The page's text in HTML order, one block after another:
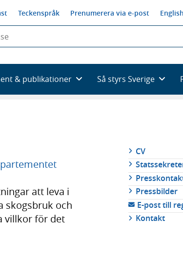
Teckenspråk Prenumerera via e-post
& publikationer Så styrs Sverige
att leva i
skogsbruk och
villkor för det
Relaterad
navigering
CV
Pressbilder
E-post till
Kontakt